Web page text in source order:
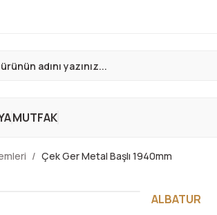
MUTFAK
Çek Ger Metal Başlı 1940mm
ALBATUR